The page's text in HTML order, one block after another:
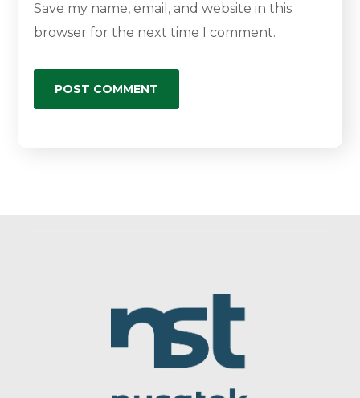
Save my name, email, and website in this
browser for the next time I comment.